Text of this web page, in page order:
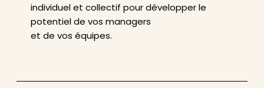
individuel et collectif pour développer le
potentiel de vos managers
et de vos équipes.